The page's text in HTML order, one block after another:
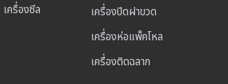
ครื่องซีล
เครื่องปิดฝาขวด
เครื่องห่อแพ็คโหล
เครื่องติดฉลาก